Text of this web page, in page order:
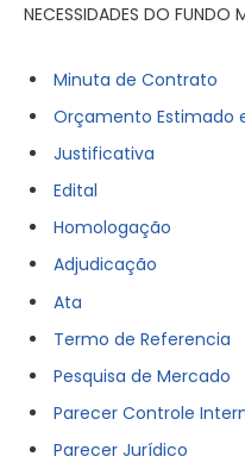
NECESSIDADES DO FUNDO
Minuta de Contrato
Orçamento Estimado
Justificativa
Edital
Homologação
Adjudicação
Ata
Termo de Referencia
Pesquisa de Mercado
Parecer Controle
Parecer Jurídico